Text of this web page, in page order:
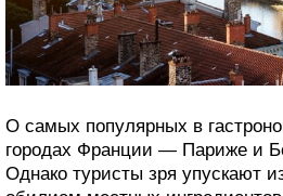
3. Лион, Франция:
французская кухня в
проявлениях